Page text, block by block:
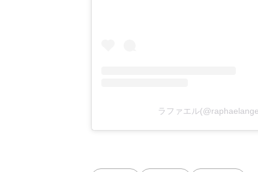
ラファエル